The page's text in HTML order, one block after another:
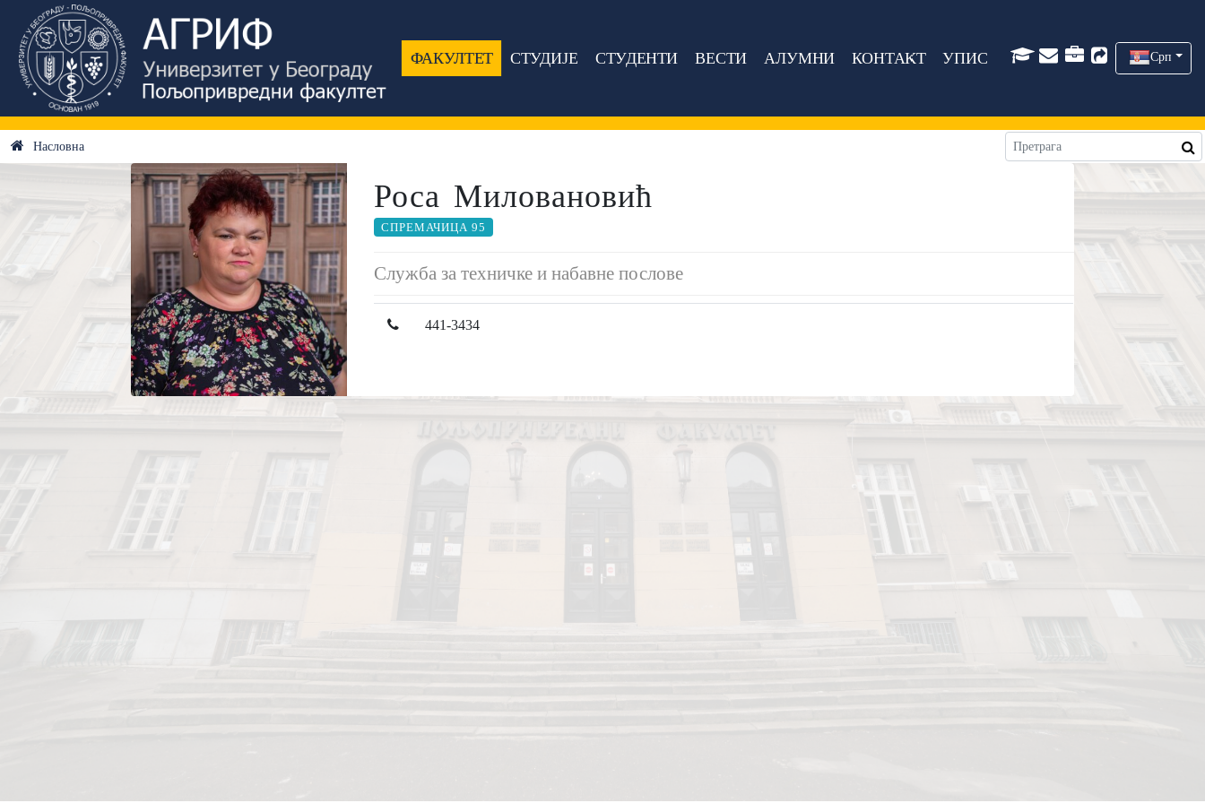
ФАКУЛТЕТ СТУДИЈЕ СТУДЕНТИ ВЕСТИ АЛУМНИ КОНТАКТ УПИС Срп
Насловна
Роса Миловановић
СПРЕМАЧИЦА 95
Служба за техничке и набавне послове
441-3434